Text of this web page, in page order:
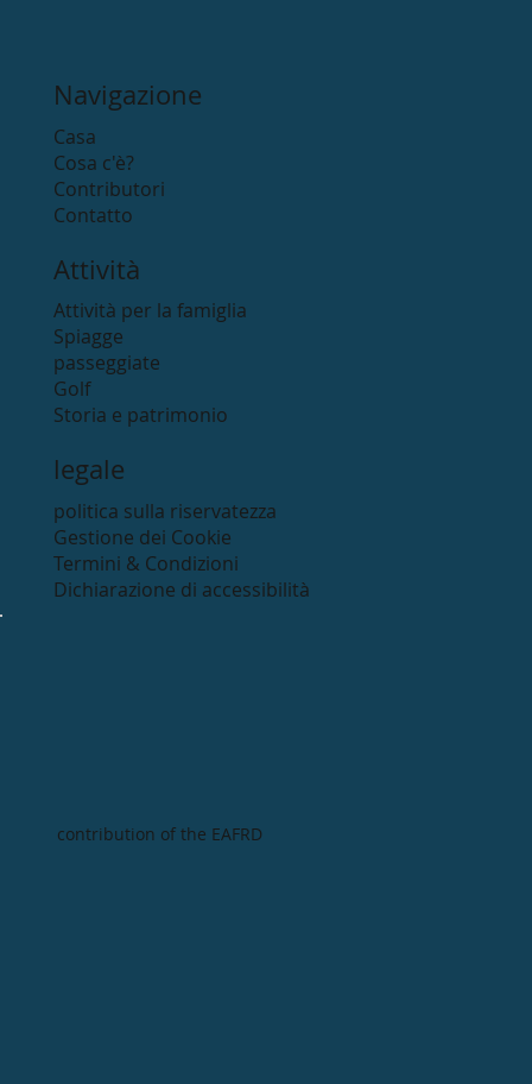
Navigazione
Casa
Cosa c'è?
Contributori
Contatto
Attività
Attività per la famiglia
Spiagge
passeggiate
Golf
Storia e patrimonio
legale
politica sulla riservatezza
Gestione dei Cookie
Termini & Condizioni
Dichiarazione di accessibilità
contribution of the EAFRD